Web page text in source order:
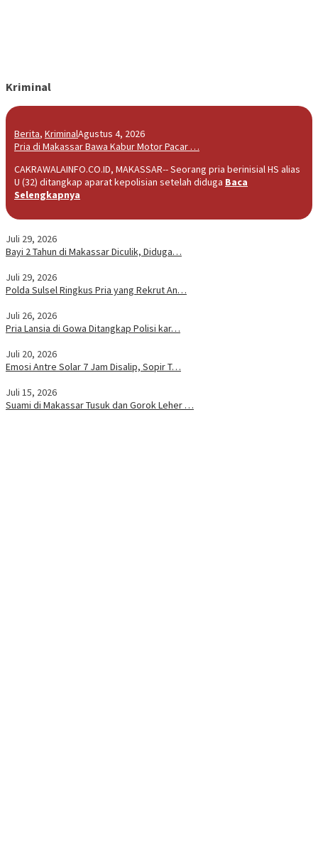
Kriminal
Berita, KriminalAgustus 4, 2026
Pria di Makassar Bawa Kabur Motor Pacar …
CAKRAWALAINFO.CO.ID, MAKASSAR-- Seorang pria berinisial HS alias
U (32) ditangkap aparat kepolisian setelah diduga Baca
Selengkapnya
Juli 29, 2026
Bayi 2 Tahun di Makassar Diculik, Diduga…
Juli 29, 2026
Polda Sulsel Ringkus Pria yang Rekrut An…
Juli 26, 2026
Pria Lansia di Gowa Ditangkap Polisi kar…
Juli 20, 2026
Emosi Antre Solar 7 Jam Disalip, Sopir T…
Juli 15, 2026
Suami di Makassar Tusuk dan Gorok Leher …